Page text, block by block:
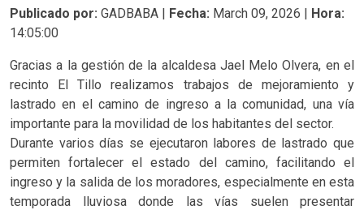
Publicado por: GADBABA | Fecha: March 09, 2026 | Hora:
14:05:00
Gracias a la gestión de la alcaldesa Jael Melo Olvera, en el
recinto El Tillo realizamos trabajos de mejoramiento y
lastrado en el camino de ingreso a la comunidad, una vía
importante para la movilidad de los habitantes del sector.
Durante varios días se ejecutaron labores de lastrado que
permiten fortalecer el estado del camino, facilitando el
ingreso y la salida de los moradores, especialmente en esta
temporada lluviosa donde las vías suelen presentar